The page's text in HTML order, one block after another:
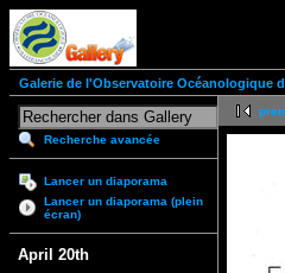
Galerie de l'Observatoire Océanologique
Recherche avancée
Lancer un diaporama
Lancer un diaporama (plein
écran)
April 20th